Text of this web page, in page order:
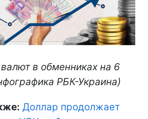
в обменниках на 6
РБК-Украина)
Доллар продолжает